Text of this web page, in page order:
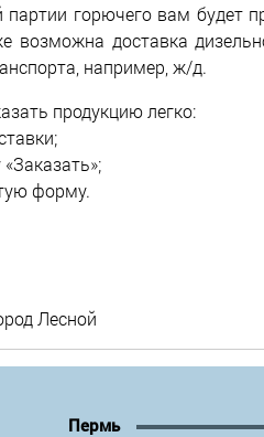
партии горючего вам будет
возможна доставка
например, ж/д.
продукцию легко:
форму.
Лесной
Пермь